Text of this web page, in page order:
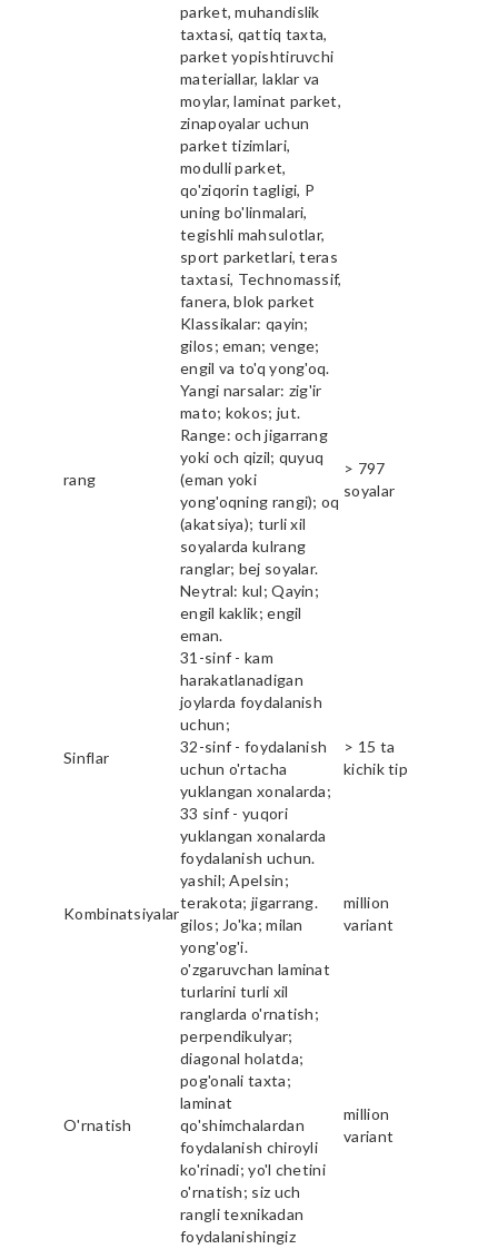
parket, muhandislik
taxtasi, qattiq taxta,
parket yopishtiruvchi
materiallar, laklar va
moylar, laminat parket,
zinapoyalar uchun
parket tizimlari,
modulli parket,
qo'ziqorin tagligi, P
uning bo'linmalari,
tegishli mahsulotlar,
sport parketlari, teras
taxtasi, Technomassif,
fanera, blok parket
rang
Klassikalar: qayin;
gilos; eman; venge;
engil va to'q yong'oq.
Yangi narsalar: zig'ir
mato; kokos; jut.
Range: och jigarrang
yoki och qizil; quyuq
(eman yoki
yong'oqning rangi); oq
(akatsiya); turli xil
soyalarda kulrang
ranglar; bej soyalar.
Neytral: kul; Qayin;
engil kaklik; engil
eman.
> 797
soyalar
Sinflar
31-sinf - kam
harakatlanadigan
joylarda foydalanish
uchun;
32-sinf - foydalanish
uchun o'rtacha
yuklangan xonalarda;
33 sinf - yuqori
yuklangan xonalarda
foydalanish uchun.
> 15 ta
kichik tip
Kombinatsiyalar
yashil; Apelsin;
terakota; jigarrang.
gilos; Jo'ka; milan
yong'og'i.
million
variant
O'rnatish
o'zgaruvchan laminat
turlarini turli xil
ranglarda o'rnatish;
perpendikulyar;
diagonal holatda;
pog'onali taxta;
laminat
qo'shimchalardan
foydalanish chiroyli
ko'rinadi; yo'l chetini
o'rnatish; siz uch
rangli texnikadan
foydalanishingiz
million
variant